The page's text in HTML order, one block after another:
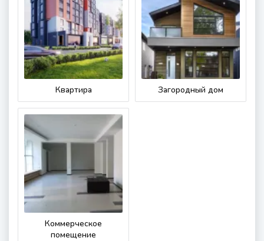
Квартира Загородный дом
Коммерческое
помещение